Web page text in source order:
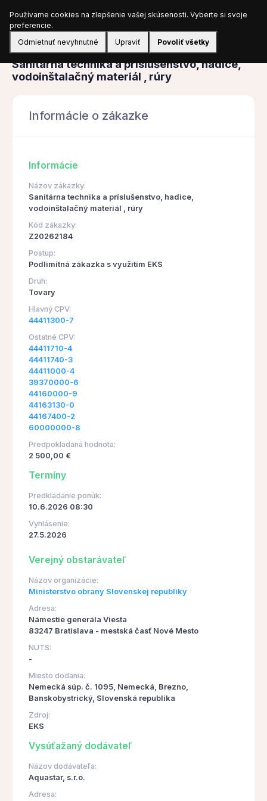
Prihlásiť sa
Obstarávanie
Sanitárna technika a príslušenstvo, hadice,
vodoinštalačný materiál , rúry
Informácie o zákazke
Informácie
Názov zákazky:
Sanitárna technika a príslušenstvo, hadice,
vodoinštalačný materiál , rúry
Kód zákazky:
Z20262184
Postup:
Podlimitná zákazka s využitím EKS
Druh:
Tovary
Hlavný CPV:
44411300-7
Ostatné CPV:
44411710-4
44411740-3
44411000-4
39370000-6
44160000-9
44163130-0
44167400-2
60000000-8
Predpokladaná hodnota:
2 500,00 €
Termíny
Predkladanie ponúk:
10.6.2026 08:30
Vyhlásenie:
27.5.2026
Verejný obstarávateľ
Názov organizácie:
Ministerstvo obrany Slovenskej republiky
Adresa:
Námestie generála Viesta
83247 Bratislava - mestská časť Nové Mesto
NUTS:
-
Miesto dodania:
Nemecká súp. č. 1095, Nemecká, Brezno,
Banskobystrický, Slovenská republika
Zdroj:
EKS
Vysúťažaný dodávateľ
Názov dodávateľa:
Aquastar, s.r.o.
Adresa:
Používame cookies na zlepšenie vašej skúsenosti. Vyberte si svoje
preferencie.
Odmietnuť nevyhnutné
Upraviť Povoliť všetky